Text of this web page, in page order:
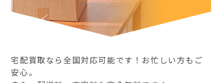
宅配買取なら全国対応可能です！お忙しい方もご
安心。